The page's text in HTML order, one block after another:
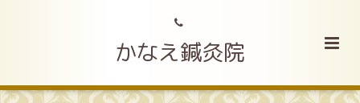
かなえ鍼灸院